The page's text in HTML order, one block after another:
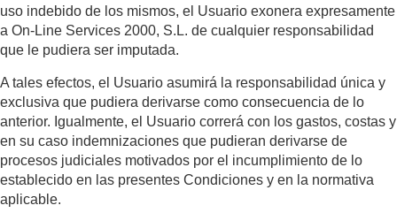
uso indebido de los mismos, el Usuario exonera expresamente
a On-Line Services 2000, S.L. de cualquier responsabilidad
que le pudiera ser imputada.
A tales efectos, el Usuario asumirá la responsabilidad única y
exclusiva que pudiera derivarse como consecuencia de lo
anterior. Igualmente, el Usuario correrá con los gastos, costas y
en su caso indemnizaciones que pudieran derivarse de
procesos judiciales motivados por el incumplimiento de lo
establecido en las presentes Condiciones y en la normativa
aplicable.